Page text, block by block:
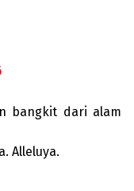
bangkit dari alam
Alleluya.